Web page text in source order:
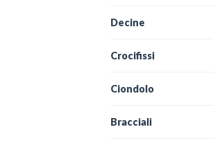
Decine
Crocifissi
Ciondolo
Bracciali